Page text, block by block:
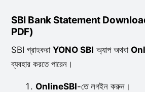
SBI Bank Statement Download
PDF)
SBI গ্রাহকরা YONO SBI অ্যাপ অথবা
ব্যবহার করতে পারেন।
OnlineSBI-তে লগইন করুন।